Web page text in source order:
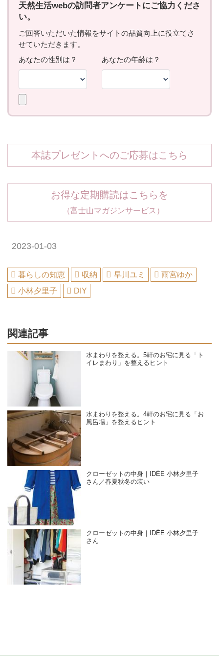
本誌プレゼントへのご応募はこちら
お得な定期購読はこちらを
（富士山マガジンサービス）
2023-01-03
暮らしの知恵 収納 早川ユミ
雨宮ゆか
小林夕里子
DIY
関連記事
水まわりを整える。5軒のお宅に見る「ト
イレまわり」を整えるヒント
水まわりを整える。4軒のお宅に見る「お
風呂場」を整えるヒント
クローゼットの中身｜IDÉE 小林夕里子
さん／春夏秋冬の装い
クローゼットの中身｜IDÉE 小林夕里子
さん